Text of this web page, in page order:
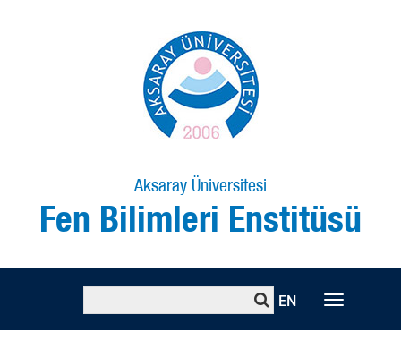
Aksaray Üniversitesi
Fen Bilimleri Enstitüsü
EN